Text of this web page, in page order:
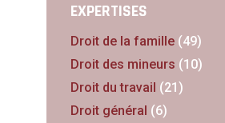
EXPERTISES
Droit de la famille(49)
Droit des mineurs (10)
Droit du travail (21)
Droit général (6)